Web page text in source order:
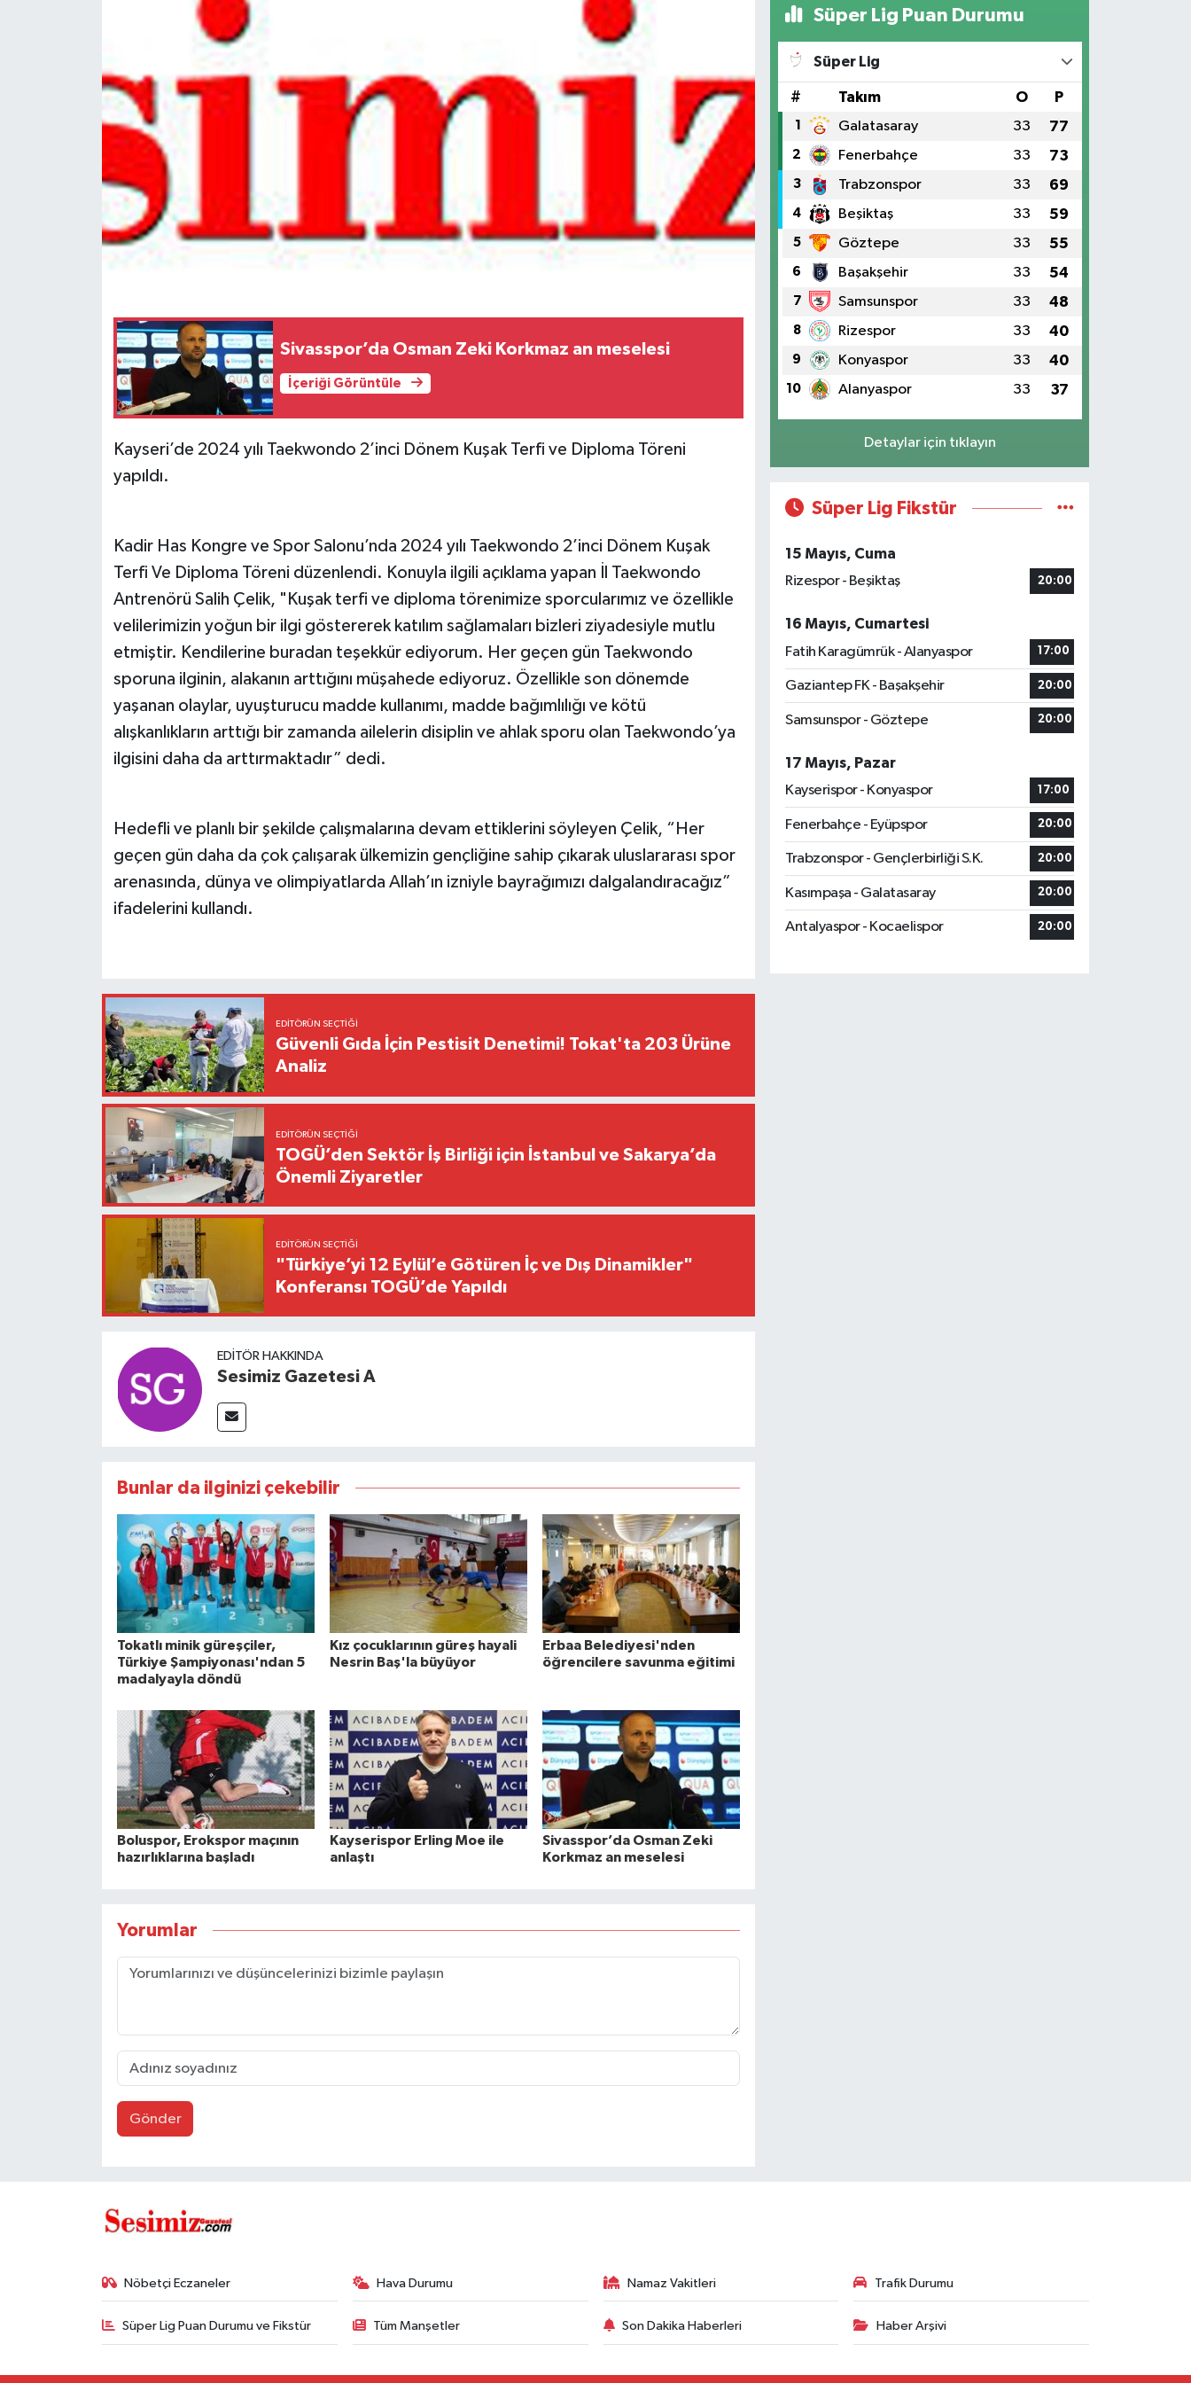
Sivasspor’da Osman Zeki Korkmaz an meselesi
İçeriği Görüntüle
Kayseri’de 2024 yılı Taekwondo 2’inci Dönem Kuşak Terfi ve Diploma Töreni
yapıldı.
Kadir Has Kongre ve Spor Salonu’nda 2024 yılı Taekwondo 2’inci Dönem Kuşak
Terfi Ve Diploma Töreni düzenlendi. Konuyla ilgili açıklama yapan İl Taekwondo
Antrenörü Salih Çelik, "Kuşak terfi ve diploma törenimize sporcularımız ve özellikle
velilerimizin yoğun bir ilgi göstererek katılım sağlamaları bizleri ziyadesiyle mutlu
etmiştir. Kendilerine buradan teşekkür ediyorum. Her geçen gün Taekwondo
sporuna ilginin, alakanın arttığını müşahede ediyoruz. Özellikle son dönemde
yaşanan olaylar, uyuşturucu madde kullanımı, madde bağımlılığı ve kötü
alışkanlıkların arttığı bir zamanda ailelerin disiplin ve ahlak sporu olan Taekwondo’ya
ilgisini daha da arttırmaktadır” dedi.
Hedefli ve planlı bir şekilde çalışmalarına devam ettiklerini söyleyen Çelik, “Her
geçen gün daha da çok çalışarak ülkemizin gençliğine sahip çıkarak uluslararası spor
arenasında, dünya ve olimpiyatlarda Allah’ın izniyle bayrağımızı dalgalandıracağız”
ifadelerini kullandı.
EDITÖRÜN SEÇTIĞI
Güvenli Gıda İçin Pestisit Denetimi! Tokat'ta 203 Ürüne
Analiz
EDITÖRÜN SEÇTIĞI
TOGÜ’den Sektör İş Birliği için İstanbul ve Sakarya’da
Önemli Ziyaretler
EDITÖRÜN SEÇTIĞI
"Türkiye’yi 12 Eylül’e Götüren İç ve Dış Dinamikler"
Konferansı TOGÜ’de Yapıldı
EDITÖR HAKKINDA
Sesimiz Gazetesi A
Bunlar da ilginizi çekebilir
Tokatlı minik güreşçiler,
Türkiye Şampiyonası'ndan 5
madalyayla döndü
Kız çocuklarının güreş hayali
Nesrin Baş'la büyüyor
Erbaa Belediyesi'nden
öğrencilere savunma eğitimi
Boluspor, Erokspor maçının
hazırlıklarına başladı
Kayserispor Erling Moe ile
anlaştı
Sivasspor’da Osman Zeki
Korkmaz an meselesi
Yorumlar
Gönder
Süper Lig Puan Durumu
Süper Lig
# Takım O P
1 Galatasaray 33 77
2 Fenerbahçe 33 73
3 Trabzonspor 33 69
4 Beşiktaş 33 59
5 Göztepe 33 55
6 Başakşehir 33 54
7 Samsunspor 33 48
8 Rizespor 33 40
9 Konyaspor 33 40
10 Alanyaspor 33 37
Detaylar için tıklayın
Süper Lig Fikstür
15 Mayıs, Cuma
Rizespor - Beşiktaş
20:00
16 Mayıs, Cumartesi
Fatih Karagümrük - Alanyaspor
17:00
Gaziantep FK - Başakşehir 20:00
Samsunspor - Göztepe 20:00
17 Mayıs, Pazar
Kayserispor - Konyaspor
17:00
Fenerbahçe - Eyüpspor 20:00
Trabzonspor - Gençlerbirliği S.K. 20:00
Kasımpaşa - Galatasaray 20:00
Antalyaspor - Kocaelispor 20:00
Nöbetçi Eczaneler Hava Durumu Namaz Vakitleri Trafik Durumu
Süper Lig Puan Durumu ve Fikstür Tüm Manşetler Son Dakika Haberleri Haber Arşivi
Teknoloji
Tokat Haberleri